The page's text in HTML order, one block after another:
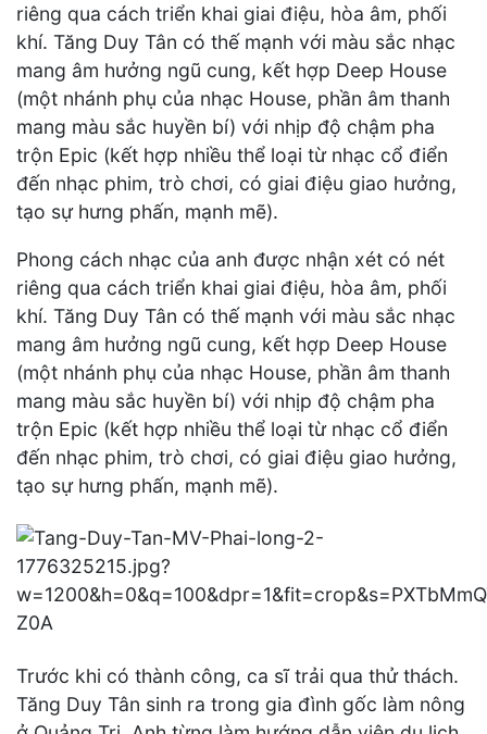
riêng qua cách triển khai giai điệu, hòa âm, phối
khí. Tăng Duy Tân có thế mạnh với màu sắc nhạc
mang âm hưởng ngũ cung, kết hợp Deep House
(một nhánh phụ của nhạc House, phần âm thanh
mang màu sắc huyền bí) với nhịp độ chậm pha
trộn Epic (kết hợp nhiều thể loại từ nhạc cổ điển
đến nhạc phim, trò chơi, có giai điệu giao hưởng,
tạo sự hưng phấn, mạnh mẽ).
Phong cách nhạc của anh được nhận xét có nét
riêng qua cách triển khai giai điệu, hòa âm, phối
khí. Tăng Duy Tân có thế mạnh với màu sắc nhạc
mang âm hưởng ngũ cung, kết hợp Deep House
(một nhánh phụ của nhạc House, phần âm thanh
mang màu sắc huyền bí) với nhịp độ chậm pha
trộn Epic (kết hợp nhiều thể loại từ nhạc cổ điển
đến nhạc phim, trò chơi, có giai điệu giao hưởng,
tạo sự hưng phấn, mạnh mẽ).
Trước khi có thành công, ca sĩ trải qua thử thách.
Tăng Duy Tân sinh ra trong gia đình gốc làm nông